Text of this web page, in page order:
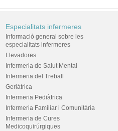
Especialitats infermeres
Informació general sobre les
especialitats infermeres
Llevadores
Infermeria de Salut Mental
Infermeria del Treball
Geriàtrica
Infermeria Pediàtrica
Infermeria Familiar i Comunitària
Infermeria de Cures
Medicoquirúrgiques